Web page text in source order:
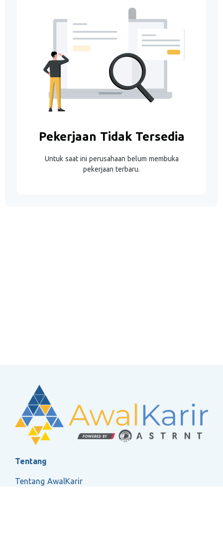
Pekerjaan Tidak Tersedia
Untuk saat ini perusahaan belum membuka
pekerjaan terbaru.
Tentang
Tentang AwalKarir